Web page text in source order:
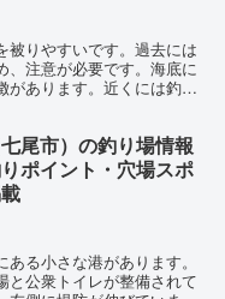
被りやすいです。過去には
、注意が必要です。海底に
があります。近くには釣り
尾市）の釣り場情報
ポイント・穴場スポ
る小さな港があります。
と公衆トイレが整備されて